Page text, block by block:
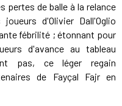
pertes de balle à la relance
d'Olivier Dall'Oglio
fébrilité ; étonnant pour
d'avance au tableau
pas, ce léger regain
de Fayçal Fajr en